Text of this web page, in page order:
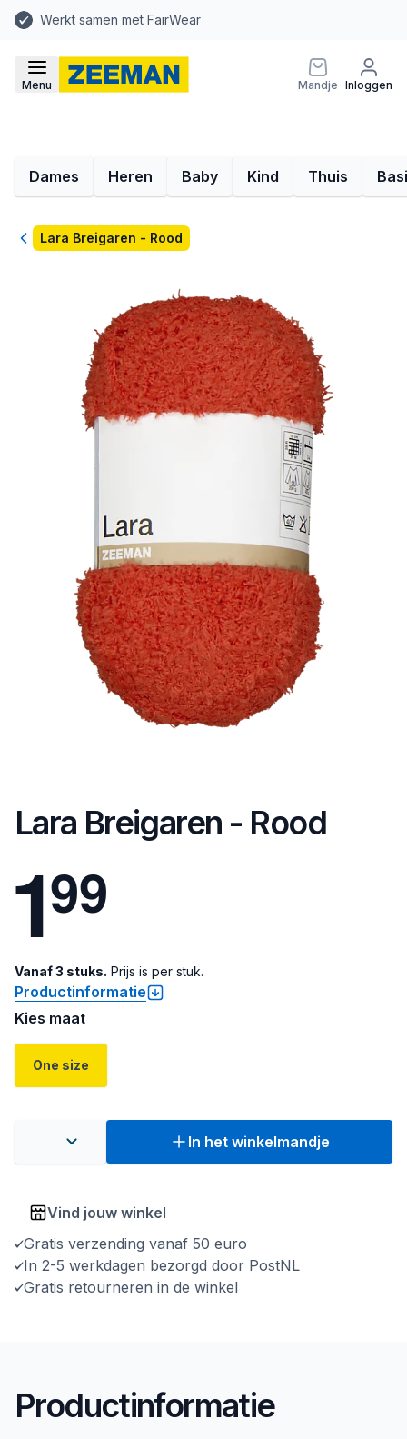
Werkt samen met FairWear
Menu Mandje Inloggen
Dames Heren Baby Kind Thuis
TerugLara Breigaren - Rood
Lara Breigaren - Rood
199
Vanaf 3 stuks. Prijs is per stuk.
Productinformatie
Kies maat
One size
In het winkelmandje
Vind jouw winkel
Gratis verzending vanaf 50 euro
In 2-5 werkdagen bezorgd door PostNL
Gratis retourneren in de winkel
Productinformatie